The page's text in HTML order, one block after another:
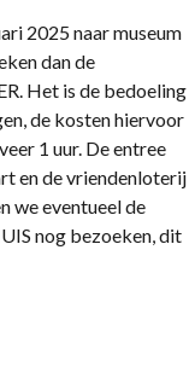
2025 naar museum
dan de
Het is de bedoeling
de kosten hiervoor
1 uur. De entree
en de vriendenloterij
we eventueel de
nog bezoeken, dit